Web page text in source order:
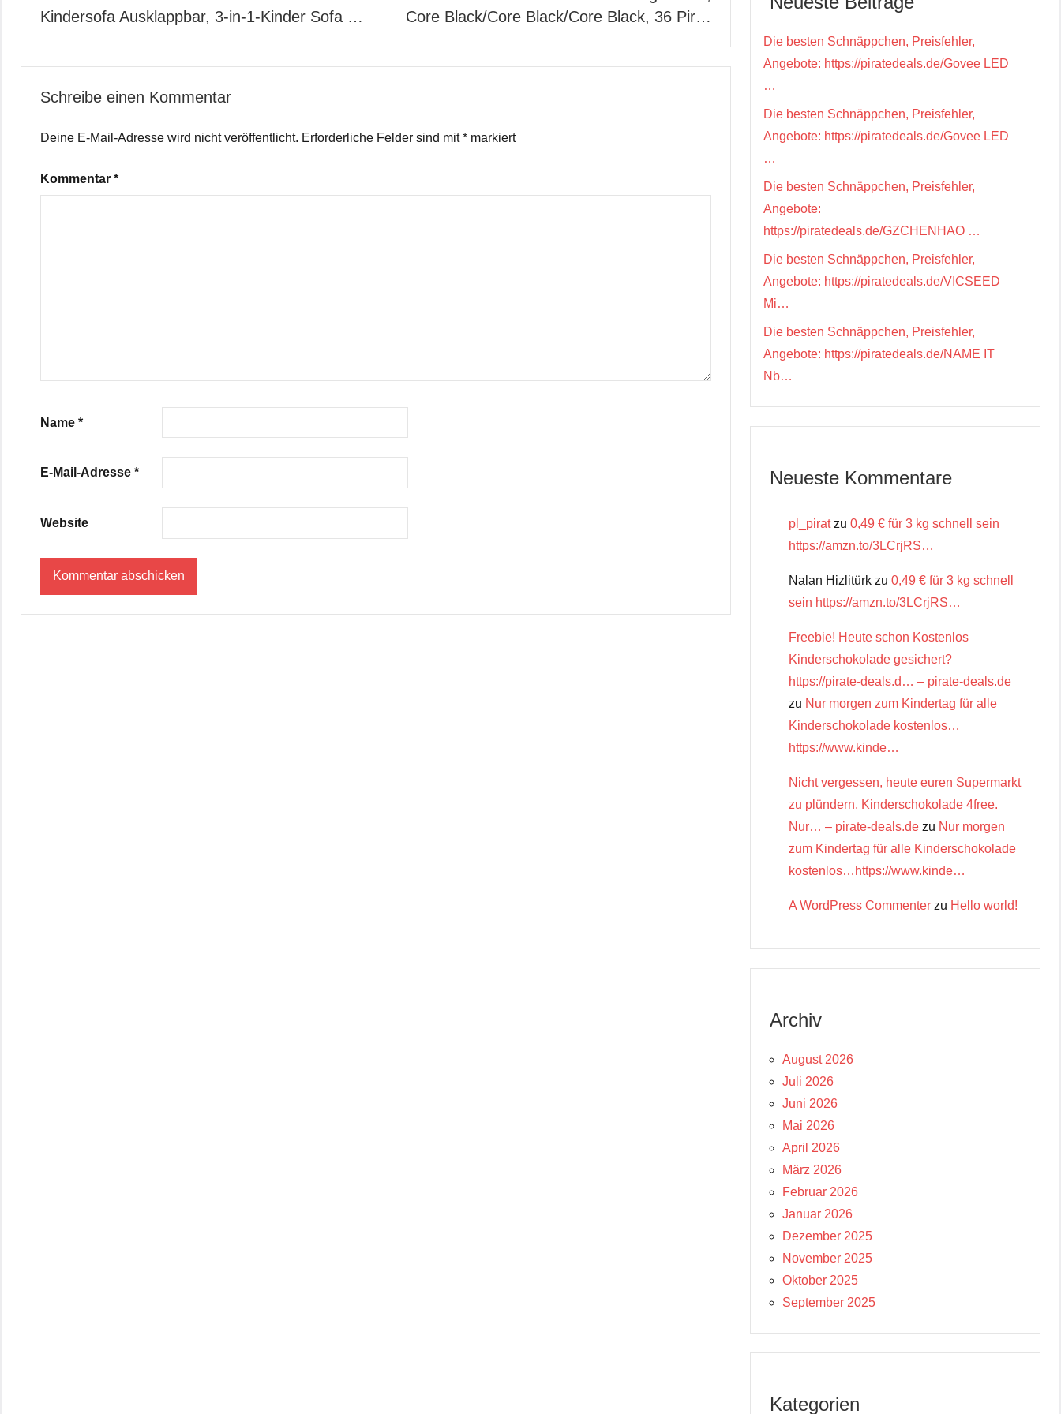
Kindersofa Ausklappbar, 3-in-1-Kinder Sofa …
Core Black/Core Black/Core Black, 36 Pir…
Schreibe einen Kommentar
Deine E-Mail-Adresse wird nicht veröffentlicht. Erforderliche Felder sind mit* markiert
Kommentar *
Name *
E-Mail-Adresse *
Website
Die besten Schnäppchen, Preisfehler,
Angebote: https://piratedeals.de/Govee LED
…
Die besten Schnäppchen, Preisfehler,
Angebote: https://piratedeals.de/Govee LED
…
Die besten Schnäppchen, Preisfehler,
Angebote:
https://piratedeals.de/GZCHENHAO …
Die besten Schnäppchen, Preisfehler,
Angebote: https://piratedeals.de/VICSEED
Mi…
Die besten Schnäppchen, Preisfehler,
Angebote: https://piratedeals.de/NAME IT
Nb…
Neueste Kommentare
pl_piratzu 0,49 € für 3 kg schnell sein
https://amzn.to/3LCrjRS…
Nalan Hizlitürk zu 0,49 € für 3 kg schnell
sein https://amzn.to/3LCrjRS…
Freebie! Heute schon Kostenlos
Kinderschokolade gesichert?
https://pirate-deals.d… – pirate-deals.de
zu Nur morgen zum Kindertag für alle
Kinderschokolade kostenlos…
https://www.kinde…
Nicht vergessen, heute euren Supermarkt
zu plündern. Kinderschokolade 4free.
Nur… – pirate-deals.de zu Nur morgen
zum Kindertag für alle Kinderschokolade
kostenlos…https://www.kinde…
A WordPress Commenter zu Hello world!
Archiv
August 2026
Juli 2026
Juni 2026
Mai 2026
April 2026
März 2026
Februar 2026
Januar 2026
Dezember 2025
November 2025
Oktober 2025
September 2025
Kategorien